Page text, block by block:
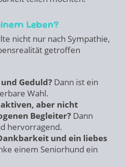
Leben?
nicht nur nach Sympathie,
getroffen
Geduld? Dann ist ein
Wahl.
aber nicht
Begleiter? Dann
hervorragend.
und ein liebes
einem Seniorhund ein